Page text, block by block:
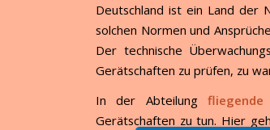
Deutschland ist ein Land der
solchen Normen und
Der technische
Gerätschaften zu prüfen, zu
In der Abteilungfliegende
Gerätschaften zu tun. Hier